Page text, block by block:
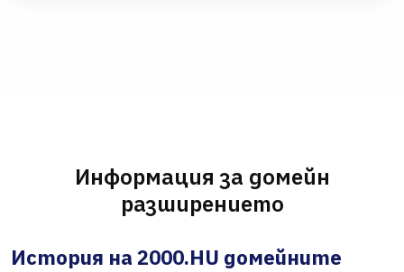
Информация за домейн
разширението
История на 2000.HU домейните